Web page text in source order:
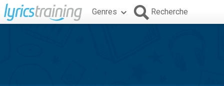
Genres Recherche